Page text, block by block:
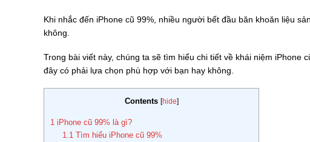
Khi nhắc đến iPhone cũ 99%, nhiều người bết đầu băn khoăn liệu
không.
Trong bài viết này, chúng ta sẽ tìm hiểu chi tiết về khái niệm iPhone
đây có phải lựa chọn phù hợp với bạn hay không.
Contents [hide]
1 iPhone cũ 99% là gì?
1.1 Tìm hiểu iPhone cũ 99%